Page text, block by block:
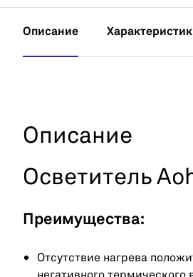
Описание
Описание
Осветитель
Преимущества:
Отсутствие нагрева